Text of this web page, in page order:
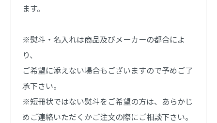
ます。
※熨斗・名入れは商品及びメーカーの都合によ
り、
ご希望に添えない場合もございますので予めご了
承下さい。
※短冊状ではない熨斗をご希望の方は、あらかじ
めご連絡いただくかご注文の際にご相談下さい。